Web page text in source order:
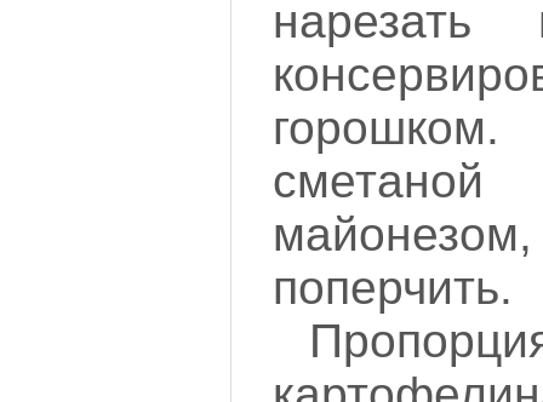
поперчить.